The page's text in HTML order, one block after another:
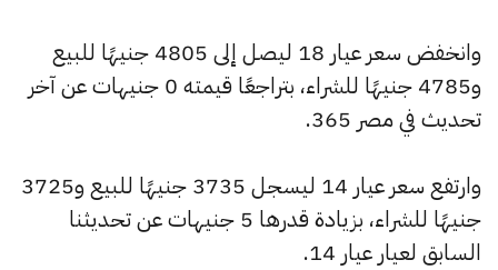
وانخفض سعر عيار 18 ليصل إلى 4805 جنيهًا للبيع
و4785 جنيهًا للشراء، بتراجعًا قيمته 0 جنيهات عن آخر
تحديث في مصر 365.
وارتفع سعر عيار 14 ليسجل 3735 جنيهًا للبيع و3725
جنيهًا للشراء، بزيادة قدرها 5 جنيهات عن تحديثنا
السابق لعيار عيار 14.